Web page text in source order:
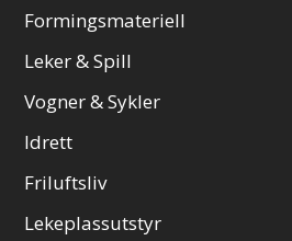
Formingsmateriell
Leker & Spill
Vogner & Sykler
Idrett
Friluftsliv
Lekeplassutstyr